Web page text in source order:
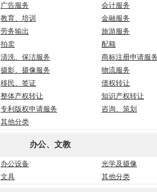
广告服务
会计服务
教育、培训
金融服务
劳务输出
旅游服务
拍卖
配额
清洗、保洁服务
商标注册申请服
摄影、摄像服务
物流服务
移民、签证
债权转让
整体产权转让
知识产权转让
专利版权申请服务
咨询、策划
其他分类
办公、文教
办公设备
光学及摄像
文具 其他分类